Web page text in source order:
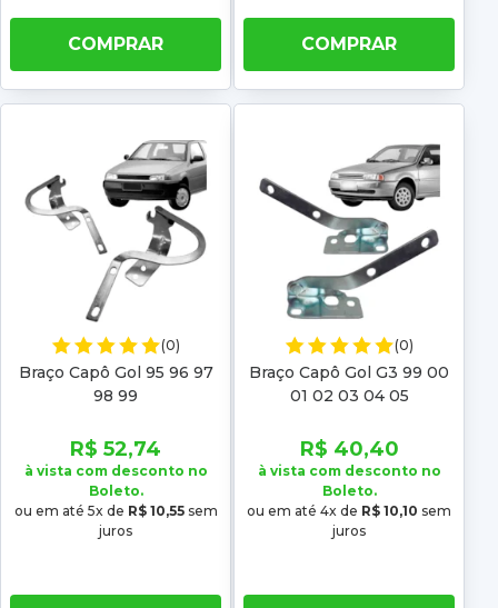
COMPRAR COMPRAR
(0)
Braço Capô Gol 95 96 97
98 99
R$ 52,74
à vista com desconto no
Boleto.
ou em até 5x de R$ 10,55sem
juros
(0)
Braço Capô Gol G3 99 00
01 02 03 04 05
R$ 40,40
à vista com desconto no
Boleto.
ou em até 4x de R$ 10,10 sem
juros